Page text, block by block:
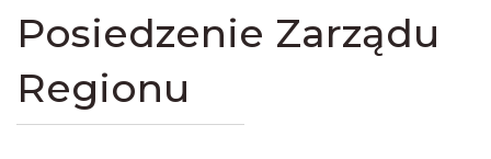
Posiedzenie Zarządu
Regionu